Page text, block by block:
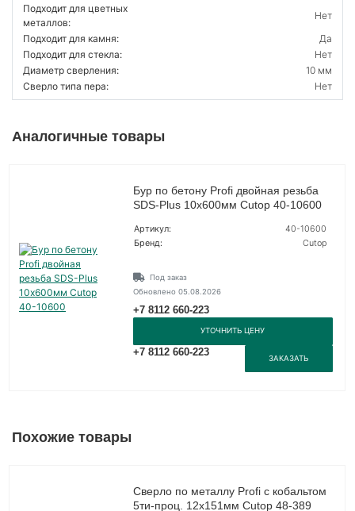
Подходит для цветных
металлов:
Нет
Подходит для камня:
Да
Подходит для стекла:
Нет
Диаметр сверления:
10 мм
Сверло типа пера:
Нет
Аналогичные товары
Бур по бетону Profi двойная резьба
SDS-Plus 10х600мм Cutop 40-10600
Артикул:
40-10600
Бренд:
Cutop
Под заказ
Обновлено 05.08.2026
+7 8112 660-223
УТОЧНИТЬ ЦЕНУ
+7 8112 660-223
ЗАКАЗАТЬ
Похожие товары
Сверло по металлу Profi с кобальтом
5ти-проц. 12х151мм Cutop 48-389